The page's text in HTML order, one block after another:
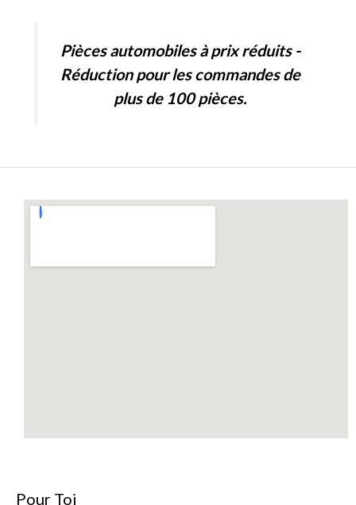
Pièces automobiles à prix réduits -
Réduction pour les commandes de
plus de 100 pièces.
Pour Toi